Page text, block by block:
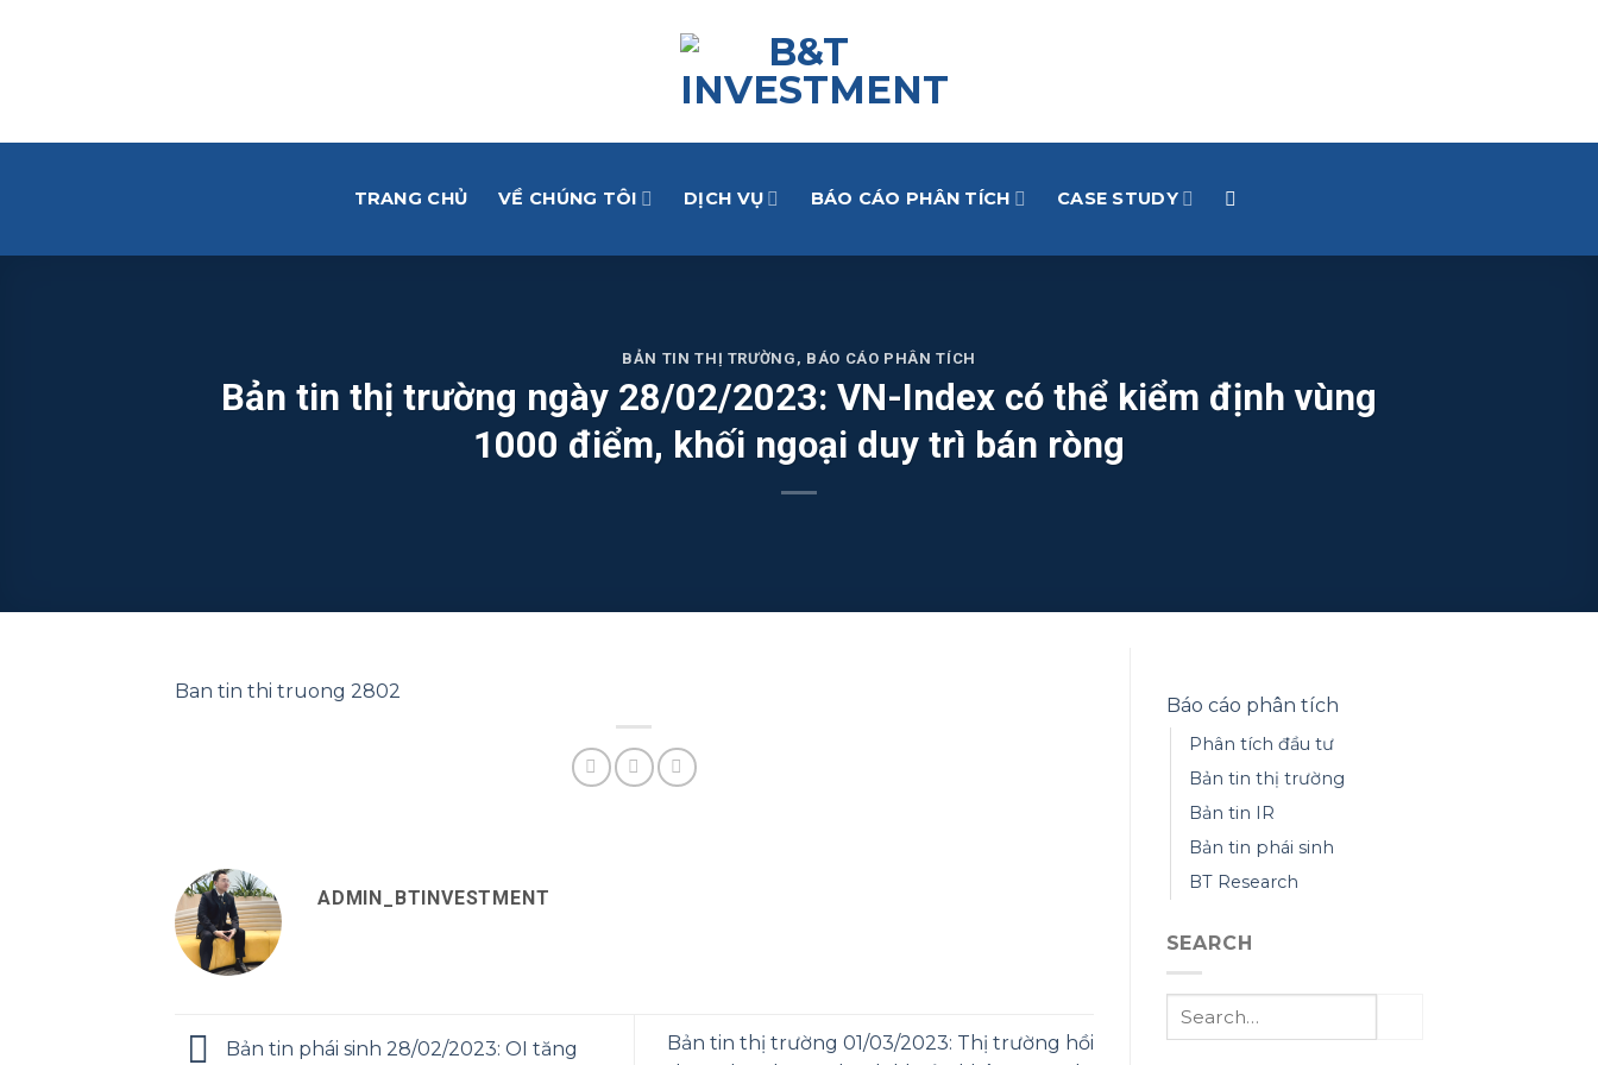
TRANG CHỦ VỀ CHÚNG TÔI DỊCH VỤ BÁO CÁO PHÂN TÍCH CASE STUDY
BẢN TIN THỊ TRƯỜNG , BÁO CÁO PHÂN TÍCH
Bản tin thị trường ngày 28/02/2023: VN-Index có thể kiểm định vùng
1000 điểm, khối ngoại duy trì bán ròng
Ban tin thi truong 2802
ADMIN_BTINVESTMENT
Bản tin phái sinh 28/02/2023: OI tăng
Bản tin thị trường 01/03/2023: Thị trường hồi
Báo cáo phân tích
Phân tích đầu tư
Bản tin thị trường
Bản tin IR
Bản tin phái sinh
BT Research
SEARCH